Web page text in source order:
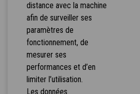
distance avec la machine
afin de surveiller ses
paramètres de
fonctionnement, de
mesurer ses
performances et d’en
limiter l’utilisation.
Les données